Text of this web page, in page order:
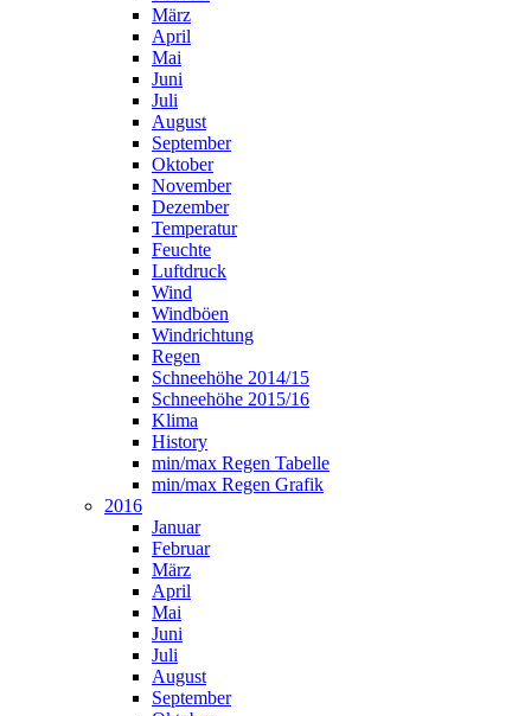
März
April
Mai
Juni
Juli
August
September
Oktober
November
Dezember
Temperatur
Feuchte
Luftdruck
Wind
Windböen
Windrichtung
Regen
Schneehöhe 2014/15
Schneehöhe 2015/16
Klima
History
min/max Regen Tabelle
min/max Regen Grafik
2016
Januar
Februar
März
April
Mai
Juni
Juli
August
September